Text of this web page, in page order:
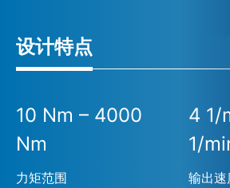
设计特点
10 Nm – 4000
Nm
力矩范围
4 1/
1/
输出速